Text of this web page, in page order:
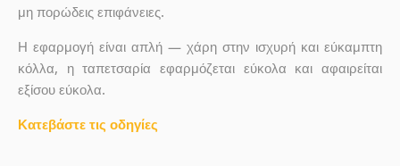
μη πορώδεις επιφάνειες.
Η εφαρμογή είναι απλή — χάρη στην ισχυρή και εύκαμπτη
κόλλα, η ταπετσαρία εφαρμόζεται εύκολα και αφαιρείται
εξίσου εύκολα.
Κατεβάστε τις οδηγίες